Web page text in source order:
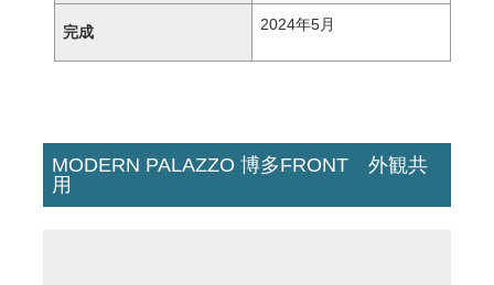
完成 2024年5月
MODERN PALAZZO 博多FRONT 外観共
用